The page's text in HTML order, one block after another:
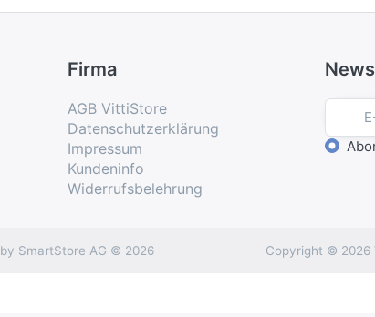
Firma
AGB VittiStore
Datenschutzerklärung
Impressum
Kundeninfo
Widerrufsbelehrung
by SmartStore AG © 2026 Copyright © 2026